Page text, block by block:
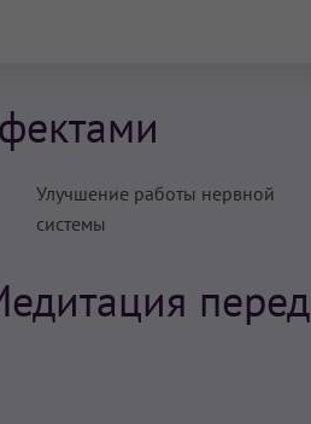
Улучшение работы нервной
системы
перед